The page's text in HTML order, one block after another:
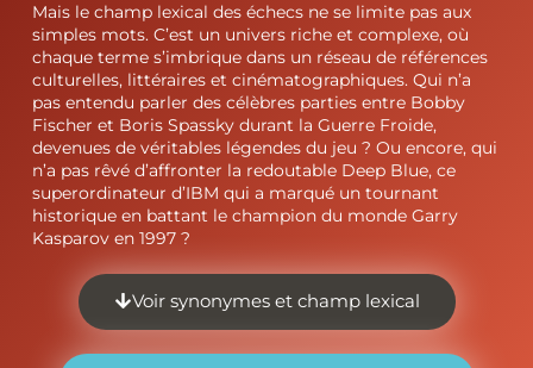
Mais le champ lexical des échecs ne se limite pas aux
simples mots. C’est un univers riche et complexe, où
chaque terme s’imbrique dans un réseau de références
culturelles, littéraires et cinématographiques. Qui n’a
pas entendu parler des célèbres parties entre Bobby
Fischer et Boris Spassky durant la Guerre Froide,
devenues de véritables légendes du jeu ? Ou encore, qui
n’a pas rêvé d’affronter la redoutable Deep Blue, ce
superordinateur d’IBM qui a marqué un tournant
historique en battant le champion du monde Garry
Kasparov en 1997 ?
Voir synonymes et champ lexical